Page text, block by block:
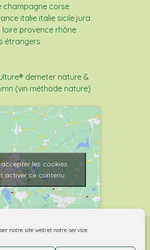
notre site web et notre service.
champagne corse
italie italie sicile jura
loire provence rhône
étrangers
demeter nature &
(vin méthode nature)
les cookies
activer ce contenu